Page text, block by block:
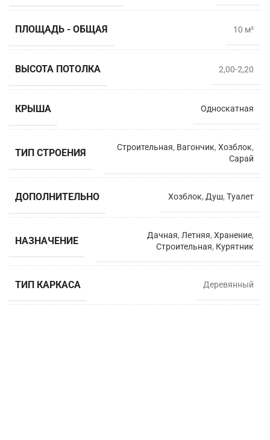
ПЛОЩАДЬ - ОБЩАЯ 10 м²
ВЫСОТА ПОТОЛКА 2,00-2,20
КРЫША Односкатная
ТИП СТРОЕНИЯ Строительная, Вагончик, Хозблок,
Сарай
ДОПОЛНИТЕЛЬНО Хозблок, Душ, Туалет
НАЗНАЧЕНИЕ Дачная, Летняя, Хранение,
Строительная, Курятник
ТИП КАРКАСА Деревянный